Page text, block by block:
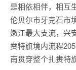
是相依相伴，相互
伦贝尔市牙克石市
嫩江最大支流，兴
赉特旗境内流程
南贯穿整个扎赉特旗